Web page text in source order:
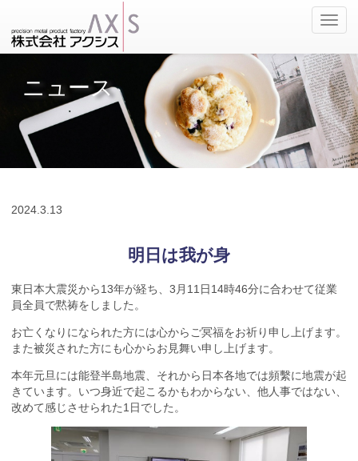
ナ
ビ
ゲ
ー
シ
ョ
ン
の
切
替
ニュース
2024. 3.13
明日は我が身
東日本大震災から13年が経ち、3月11日14時46分に合わせて従業
員全員で黙祷をしました。
お亡くなりになられた方には心からご冥福をお祈り申し上げます。
また被災された方にも心からお見舞い申し上げます。
本年元旦には能登半島地震、それから日本各地では頻繫に地震が起
きています。いつ身近で起こるかもわからない、他人事ではない、
改めて感じさせられた1日でした。